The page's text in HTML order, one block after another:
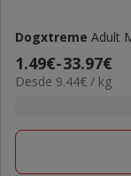
Dogxtreme Adult
Preço
de
a
1.49€-33.97€
9.44€
Desde 9.44€ / kg